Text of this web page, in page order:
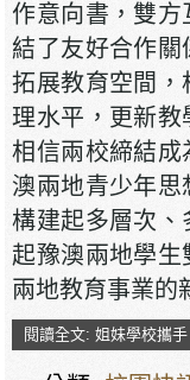
作意向書，雙方
結了友好合作關
拓展教育空間，
理水平，更新教
相信兩校締結成
澳兩地青少年思
構建起多層次、
起豫澳兩地學生
兩地教育事業的
閱讀全文: 姐妹學校攜